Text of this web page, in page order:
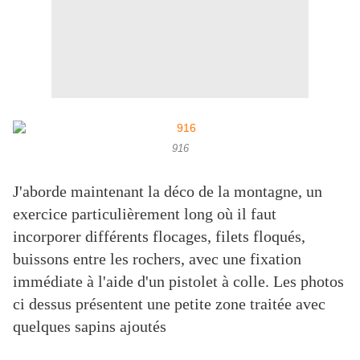
916
J'aborde maintenant la déco de la montagne, un
exercice particulièrement long où il faut
incorporer différents flocages, filets floqués,
buissons entre les rochers, avec une fixation
immédiate à l'aide d'un pistolet à colle. Les photos
ci dessus présentent une petite zone traitée avec
quelques sapins ajoutés